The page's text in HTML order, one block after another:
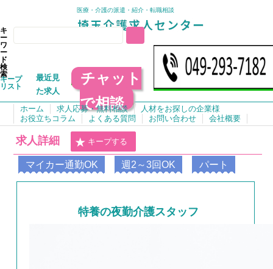
医療・介護の派遣・紹介・転職相談
キ
ー
ワ
ー
ド
検
索
キープ
リスト
最近見
た求人
チャット
で相談
ホーム 求人応募・無料相談
人材をお探しの企業様
お役立ちコラム
よくある質問 お問い合わせ 会社概要
求人詳細 キープする
マイカー通勤OK 週2～3回OK パート
特養の夜勤介護スタッフ